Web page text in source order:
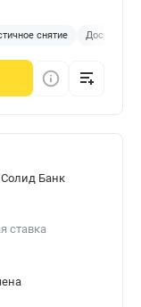
снятие Досрочное
Банк
ставка